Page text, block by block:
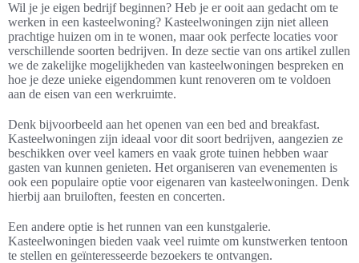
Wil je je eigen bedrijf beginnen? Heb je er ooit aan gedacht om te
werken in een kasteelwoning? Kasteelwoningen zijn niet alleen
prachtige huizen om in te wonen, maar ook perfecte locaties voor
verschillende soorten bedrijven. In deze sectie van ons artikel zullen
we de zakelijke mogelijkheden van kasteelwoningen bespreken en
hoe je deze unieke eigendommen kunt renoveren om te voldoen
aan de eisen van een werkruimte.
Denk bijvoorbeeld aan het openen van een bed and breakfast.
Kasteelwoningen zijn ideaal voor dit soort bedrijven, aangezien ze
beschikken over veel kamers en vaak grote tuinen hebben waar
gasten van kunnen genieten. Het organiseren van evenementen is
ook een populaire optie voor eigenaren van kasteelwoningen. Denk
hierbij aan bruiloften, feesten en concerten.
Een andere optie is het runnen van een kunstgalerie.
Kasteelwoningen bieden vaak veel ruimte om kunstwerken tentoon
te stellen en geïnteresseerde bezoekers te ontvangen.